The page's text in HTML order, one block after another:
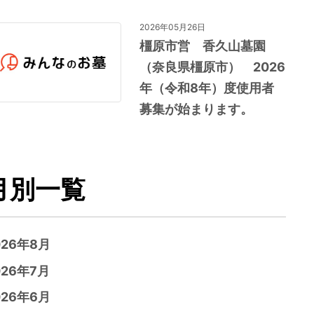
2026年05月26日
橿原市営 香久山墓園
（奈良県橿原市） 2026
年（令和8年）度使用者
募集が始まります。
別一覧
年8月
年7月
年6月